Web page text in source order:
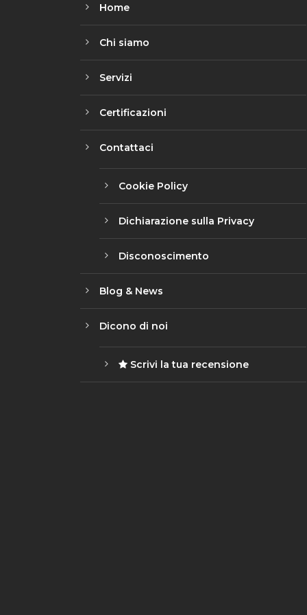
Home
Chi siamo
Servizi
Certificazioni
Contattaci
Cookie Policy
Dichiarazione sulla Privacy
Disconoscimento
Blog & News
Dicono di noi
Scrivi la tua recensione